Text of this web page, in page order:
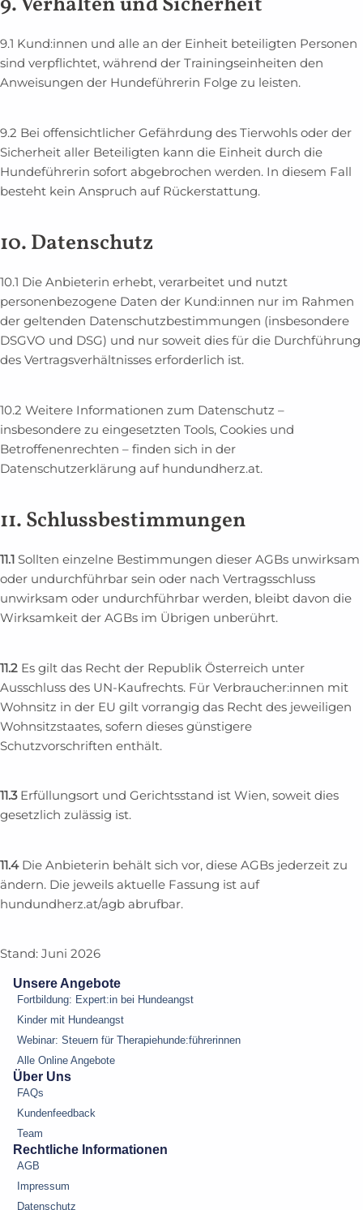
9.1 Kund:innen und alle an der Einheit beteiligten Personen
sind verpflichtet, während der Trainingseinheiten den
Anweisungen der Hundeführerin Folge zu leisten.
9.2 Bei offensichtlicher Gefährdung des Tierwohls oder der
Sicherheit aller Beteiligten kann die Einheit durch die
Hundeführerin sofort abgebrochen werden. In diesem Fall
besteht kein Anspruch auf Rückerstattung.
10. Datenschutz
10.1 Die Anbieterin erhebt, verarbeitet und nutzt
personenbezogene Daten der Kund:innen nur im Rahmen
der geltenden Datenschutzbestimmungen (insbesondere
DSGVO und DSG) und nur soweit dies für die Durchführung
des Vertragsverhältnisses erforderlich ist.
10.2 Weitere Informationen zum Datenschutz –
insbesondere zu eingesetzten Tools, Cookies und
Betroffenenrechten – finden sich in der
Datenschutzerklärung auf hundundherz.at.
11. Schlussbestimmungen
11.1 Sollten einzelne Bestimmungen dieser AGBs unwirksam
oder undurchführbar sein oder nach Vertragsschluss
unwirksam oder undurchführbar werden, bleibt davon die
Wirksamkeit der AGBs im Übrigen unberührt.
11.2 Es gilt das Recht der Republik Österreich unter
Ausschluss des UN-Kaufrechts. Für Verbraucher:innen mit
Wohnsitz in der EU gilt vorrangig das Recht des jeweiligen
Wohnsitzstaates, sofern dieses günstigere
Schutzvorschriften enthält.
11.3 Erfüllungsort und Gerichtsstand ist Wien, soweit dies
gesetzlich zulässig ist.
11.4 Die Anbieterin behält sich vor, diese AGBs jederzeit zu
ändern. Die jeweils aktuelle Fassung ist auf
hundundherz.at/agb abrufbar.
Stand: Juni 2026
Unsere Angebote
Fortbildung: Expert:in bei Hundeangst
Kinder mit Hundeangst
Webinar: Steuern für Therapiehunde:führerinnen
Alle Online Angebote
Über Uns
FAQs
Kundenfeedback
Team
Rechtliche Informationen
AGB
Impressum
Datenschutz